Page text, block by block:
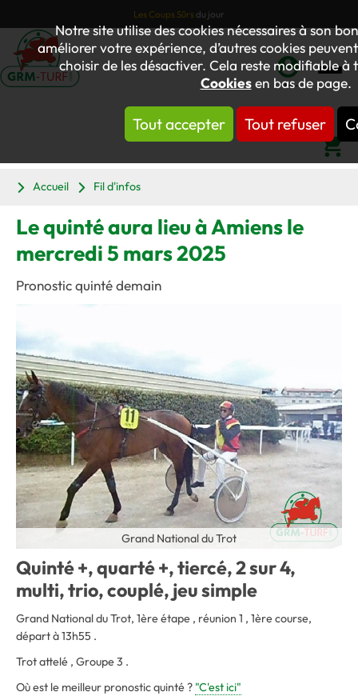
Notre site utilise des cookies nécessaires à son
améliorer votre expérience, d’autres cookies
choisir de les désactiver. Cela reste modifiable
Cookiesen bas de page.
Tout accepter Tout refuser
Les Coups Sûrs du jour
Mon
Panier
Accueil
Fil d'infos
Le quinté aura lieu à Amiens le
mercredi 5 mars 2025
Pronostic quinté demain
Grand National du Trot
Quinté +, quarté +, tiercé, 2 sur 4,
multi, trio, couplé, jeu simple
Grand National du Trot, 1ère étape , réunion 1 , 1ère course,
départ à 13h55 .
Trot attelé , Groupe 3 .
Où est le meilleur pronostic quinté ? "C'est ici"